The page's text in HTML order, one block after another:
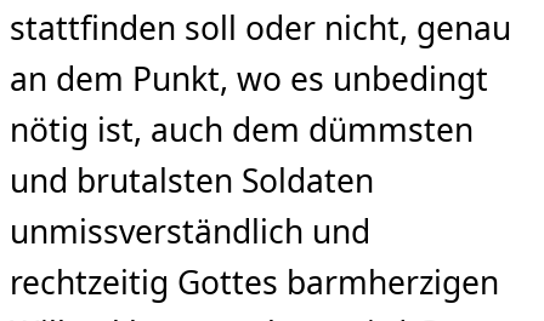
stattfinden soll oder nicht, genau
an dem Punkt, wo es unbedingt
nötig ist, auch dem dümmsten
und brutalsten Soldaten
unmissverständlich und
rechtzeitig Gottes barmherzigen